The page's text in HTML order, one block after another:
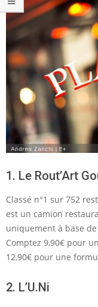
1. Le Rout’Art
Classé n°1 sur 752
est un camion
uniquement à base
Comptez 9,90€ pour
12,90€ pour une
2. L’U.Ni